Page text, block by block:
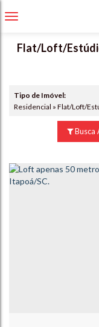
Flat/Loft/
Tipo de Imóvel:
Residencial » Flat/Loft/
Busca